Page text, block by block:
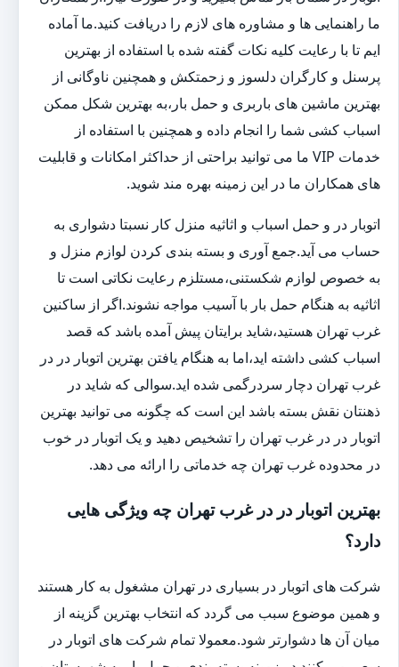
ما راهنمایی ها و مشاوره های لازم را دریافت کنید.ما آماده
ایم تا با رعایت کلیه نکات گفته شده با استفاده از بهترین
پرسنل و کارگران دلسوز و زحمتکش و همچنین ناوگانی از
بهترین ماشین های باربری و حمل بار،به بهترین شکل ممکن
اسباب کشی شما را انجام داده و همچنین با استفاده از
خدمات VIP ما می توانید براحتی از حداکثر امکانات و قابلیت
های همکاران ما در این زمینه بهره مند شوید.
اتوبار در و حمل اسباب و اثاثیه منزل کار نسبتا دشواری به
حساب می آید.جمع آوری و بسته بندی کردن لوازم منزل و
به خصوص لوازم شکستنی،مستلزم رعایت نکاتی است تا
اثاثیه به هنگام حمل بار با آسیب مواجه نشوند.اگر از ساکنین
غرب تهران هستید،شاید برایتان پیش آمده باشد که قصد
اسباب کشی داشته اید،اما به هنگام یافتن بهترین اتوبار در در
غرب تهران دچار سردرگمی شده اید.سوالی که شاید در
ذهنتان نقش بسته باشد این است که چگونه می توانید بهترین
اتوبار در در غرب تهران را تشخیص دهید و یک اتوبار در خوب
در محدوده غرب تهران چه خدماتی را ارائه می دهد.
بهترین اتوبار در در غرب تهران چه ویژگی هایی
دارد؟
شرکت های اتوبار در بسیاری در تهران مشغول به کار هستند
و همین موضوع سبب می گردد که انتخاب بهترین گزینه از
میان آن ها دشوارتر شود.معمولا تمام شرکت های اتوبار در